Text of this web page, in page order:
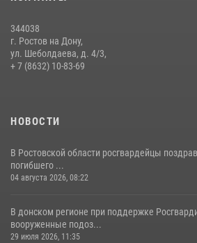
В донской столице Росгвардия приняла
профилактических мероприятиях в районе
27 июля 2026, 12:35
344038
г. Ростов на Дону,
ул. Шеболдаева, д. 4/3,
+ 7 (8632) 10-83-69
НОВОСТИ
В Ростовской области росгвардейцы
погибшего ...
04 августа 2026, 08:22
В донском регионе при поддержке
вооруженные подоз...
29 июля 2026, 11:35